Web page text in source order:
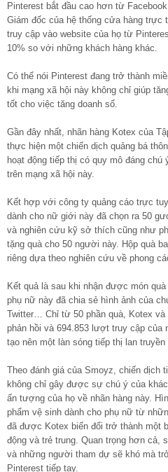
Pinterest bắt đầu cao hơn từ
Giám đốc của hệ thống cửa hàng trực
truy cập vào website của họ từ
10% so với những khách hàng khác.
Có thể nói Pinterest đang trở thành
khi mạng xã hội này không chỉ giúp
tốt cho việc tăng doanh số.
Gần đây nhất, nhãn hàng Kotex của
thực hiện một chiến dịch quảng bá
hoạt động tiếp thị có quy mô đáng
trên mạng xã hội này.
Kết hợp với công ty quảng cáo trực
dành cho nữ giới này đã chọn ra 50
và nghiên cứu kỹ sở thích cũng như
tặng quà cho 50 người này. Hộp quà
riêng dựa theo nghiên cứu về phong
Kết quả là sau khi nhận được món
phụ nữ này đã chia sẻ hình ảnh của
Twitter… Chỉ từ 50 phần quà, Kotex
phản hồi và 694.853 lượt truy cập
tạo nên một làn sóng tiếp thị lan truyền
Theo đánh giá của Smoyz, chiến dịch
không chỉ gây được sự chú ý của
ấn tượng của họ về nhãn hàng này.
phẩm vệ sinh dành cho phụ nữ từ
đã được Kotex biến đổi trở thành một
động và trẻ trung. Quan trọng hơn cả,
và những người tham dự sẽ khó mà
Pinterest tiếp tay.